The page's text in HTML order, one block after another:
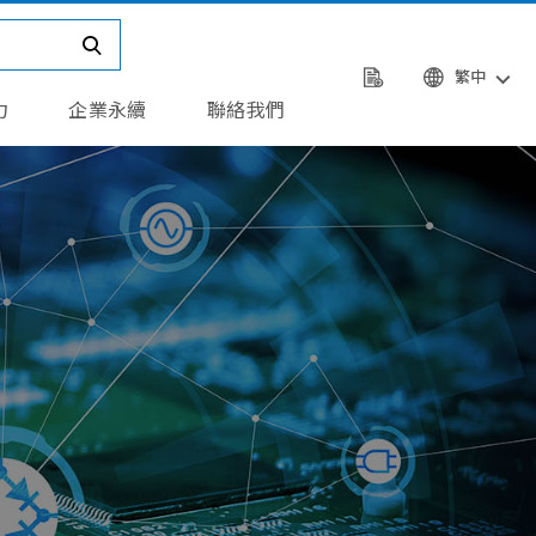
企業永續 聯絡我們
繁中